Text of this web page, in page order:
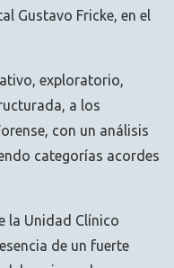
Gustavo Fricke, en el
exploratorio,
a los
con un análisis
categorías acordes
la Unidad Clínico
de un fuerte